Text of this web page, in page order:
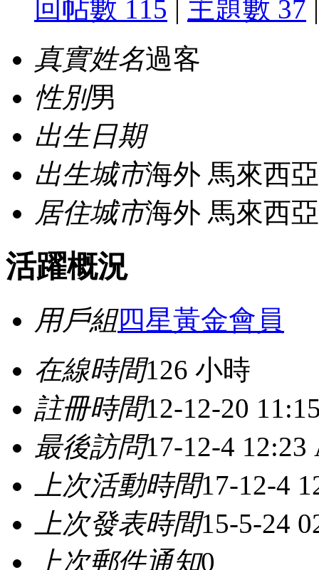
回帖數 115 | 主題數 37 |
真實姓名過客
性別男
出生日期
出生城市海外 馬來西亞
居住城市海外 馬來西亞
活躍概況
用戶組四星黃金會員
在線時間126 小時
註冊時間12-12-20
最後訪問17-12-4 12:23
上次活動時間17-12-4
上次發表時間15-5-24
上次郵件通知0